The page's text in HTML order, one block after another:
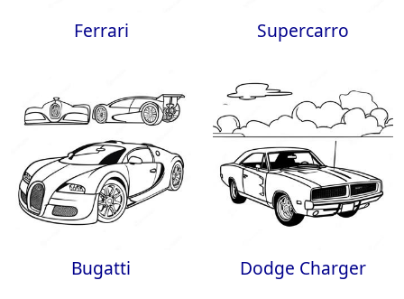
Ferrari Supercarro
Bugatti Dodge Charger